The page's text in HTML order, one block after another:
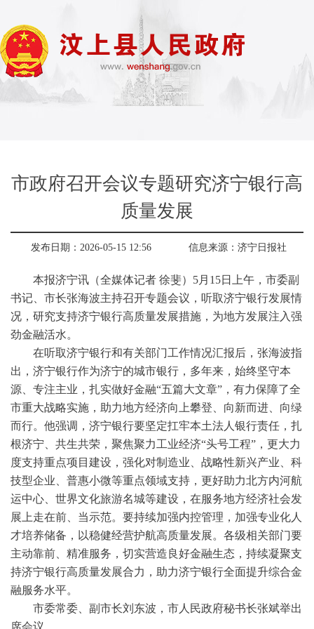
市政府召开会议专题研究济宁银行高
质量发展
发布日期：2026-05-15 12:56 信息来源： 济宁日报社
本报济宁讯（全媒体记者 徐斐）5月15日上午，市委副
书记、市长张海波主持召开专题会议，听取济宁银行发展情
况，研究支持济宁银行高质量发展措施，为地方发展注入强
劲金融活水。
在听取济宁银行和有关部门工作情况汇报后，张海波指
出，济宁银行作为济宁的城市银行，多年来，始终坚守本
源、专注主业，扎实做好金融“五篇大文章”，有力保障了全
市重大战略实施，助力地方经济向上攀登、向新而进、向绿
而行。他强调，济宁银行要坚定扛牢本土法人银行责任，扎
根济宁、共生共荣，聚焦聚力工业经济“头号工程”，更大力
度支持重点项目建设，强化对制造业、战略性新兴产业、科
技型企业、普惠小微等重点领域支持，更好助力北方内河航
运中心、世界文化旅游名城等建设，在服务地方经济社会发
展上走在前、当示范。要持续加强内控管理，加强专业化人
才培养储备，以稳健经营护航高质量发展。各级相关部门要
主动靠前、精准服务，切实营造良好金融生态，持续凝聚支
持济宁银行高质量发展合力，助力济宁银行全面提升综合金
融服务水平。
市委常委、副市长刘东波，市人民政府秘书长张斌举出
席会议。